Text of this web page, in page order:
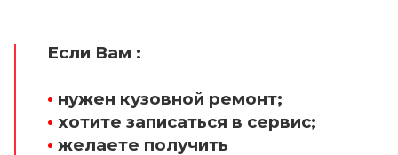
Если Вам :
• нужен кузовной ремонт;
• хотите записаться в сервис;
• желаете получить